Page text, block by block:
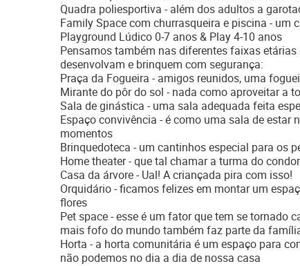
Quadra poliesportiva - além dos adultos a
Family Space com churrasqueira e piscina - um
Playground Lúdico 0-7 anos & Play 4-10 anos
Pensamos também nas diferentes faixas
desenvolvam e brinquem com segurança:
Praça da Fogueira - amigos reunidos, uma
Mirante do pôr do sol - nada como aproveitar a
Sala de ginástica - uma sala adequada feita
Espaço convivência - é como uma sala de
momentos
Brinquedoteca - um cantinhos especial para os
Home theater - que tal chamar a turma do
Casa da árvore - Ual! A criançada pira com isso!
Orquidário - ficamos felizes em montar um
flores
Pet space - esse é um fator que tem se tornado
mais fofo do mundo também faz parte da
Horta - a horta comunitária é um espaço para
não podemos no dia a dia de nossa casa